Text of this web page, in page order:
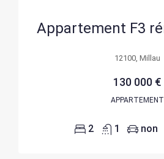
12100, Millau
130 000 €
APPARTEMENT
2 1 non